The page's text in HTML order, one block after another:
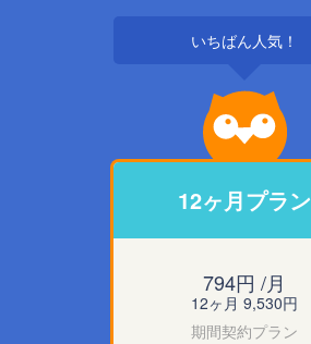
いちばん人気！
12ヶ月プラン
794円 /月
12ヶ月 9,530円
期間契約プラン